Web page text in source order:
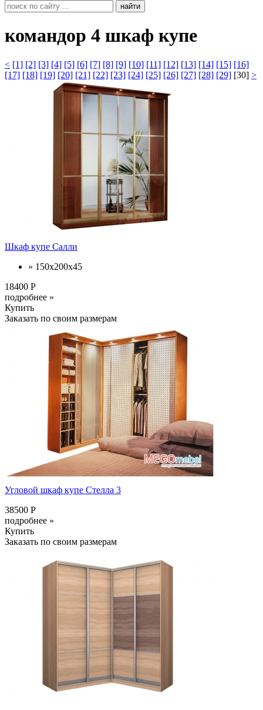
найти
командор 4 шкаф купе
< [1] [2] [3] [4] [5] [6] [7] [8] [9] [10] [11] [12] [13] [14] [15] [16]
[17] [18] [19] [20] [21] [22] [23] [24] [25] [26] [27] [28] [29] [30] >
Шкаф купе Салли
» 150х200х45
18400 Р
подробнее »
Купить
Заказать по своим размерам
Угловой шкаф купе Стелла 3
38500 Р
подробнее »
Купить
Заказать по своим размерам